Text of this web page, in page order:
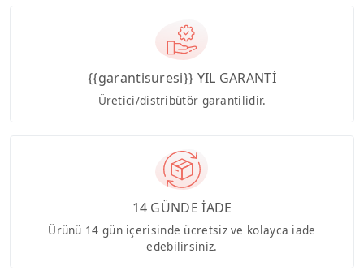
{{garantisuresi}} YIL GARANTİ
Üretici/distribütör garantilidir.
14 GÜNDE İADE
Ürünü 14 gün içerisinde ücretsiz ve kolayca iade
edebilirsiniz.